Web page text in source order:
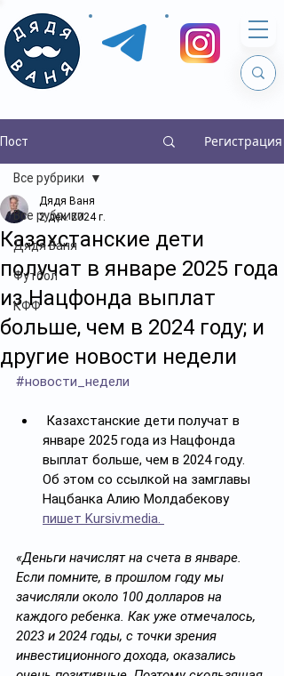
Пост Регистрация
Все рубрики
Дядя Ваня
Футбол
КФФ
Все рубрики
Казахстанские дети
получат в январе 2025 года
из Нацфонда выплат
больше, чем в 2024 году; и
другие новости недели
Дядя Ваня
2 дек. 2024 г.
#новости_недели
январе 2025 года из Нацфонда
выплат больше, чем в 2024 году.
Об этом со ссылкой на замглавы
Нацбанка Алию Молдабекову
пишет Kursiv.media.
«Деньги начислят на счета в январе.
Если помните, в прошлом году мы
зачисляли около 100 долларов на
каждого ребенка. Как уже отмечалось,
2023 и 2024 годы, с точки зрения
инвестиционного дохода, оказались